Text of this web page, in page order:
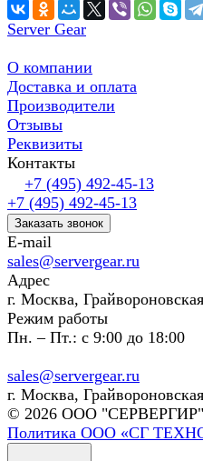
Server Gear
О компании
Доставка и оплата
Производители
Отзывы
Реквизиты
Контакты
+7 (495) 492-45-13
+7 (495) 492-45-13
Заказать звонок
E-mail
sales@servergear.ru
Адрес
г. Москва,
Режим работы
Пн. – Пт.: с 9:00 до 18:00
sales@servergear.ru
г. Москва,
© 2026 ООО "СЕРВЕРГИР"
Политика ООО «СГ